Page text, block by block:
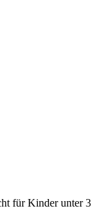
für Kinder unter 3